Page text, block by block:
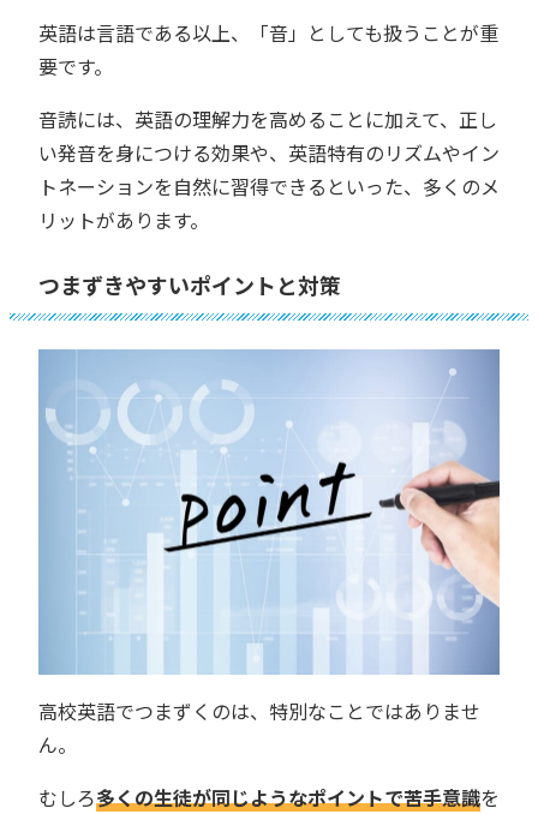
英語は言語である以上、「音」としても扱うことが重
要です。
音読には、英語の理解力を高めることに加えて、正し
い発音を身につける効果や、英語特有のリズムやイン
トネーションを自然に習得できるといった、多くのメ
リットがあります。
つまずきやすいポイントと対策
高校英語でつまずくのは、特別なことではありませ
ん。
むしろ多くの生徒が同じようなポイントで苦手意識を